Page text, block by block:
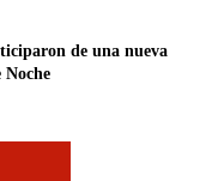
de una nueva